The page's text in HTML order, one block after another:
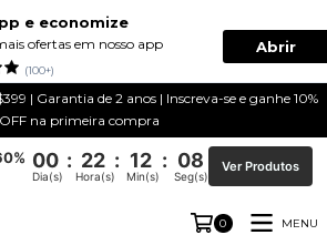
e economize
ofertas em nosso app
(100+)
Abrir
| Garantia de 2 anos | Inscreva-se e ganhe 10%
OFF na primeira compra
00 : 22 : 12 : 06
Dia(s) Hora(s) Min(s) Seg(s)
Ver Produtos
0 MENU